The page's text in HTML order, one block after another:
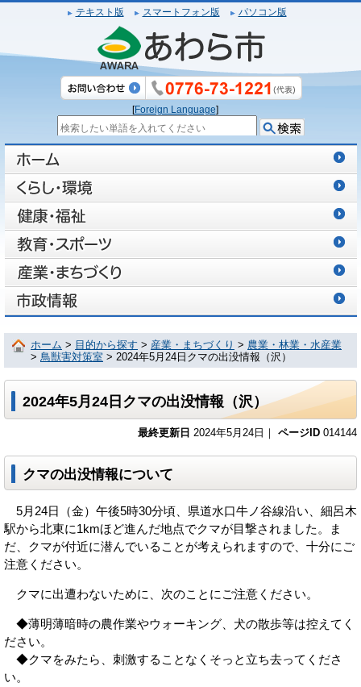
テキスト版 スマートフォン版 パソコン版
[Foreign Language]
ホーム > 目的から探す > 産業・まちづくり > 農業・林業・水産業
> 鳥獣害対策室 > 2024年5月24日クマの出没情報（沢）
2024年5月24日クマの出没情報（沢）
最終更新日 2024年5月24日｜ ページID 014144
クマの出没情報について
5月24日（金）午後5時30分頃、県道水口牛ノ谷線沿い、細呂木
駅から北東に1kmほど進んだ地点でクマが目撃されました。ま
だ、クマが付近に潜んでいることが考えられますので、十分にご
注意ください。
クマに出遭わないために、次のことにご注意ください。
◆薄明薄暗時の農作業やウォーキング、犬の散歩等は控えてく
ださい。
◆クマをみたら、刺激することなくそっと立ち去ってくださ
い。